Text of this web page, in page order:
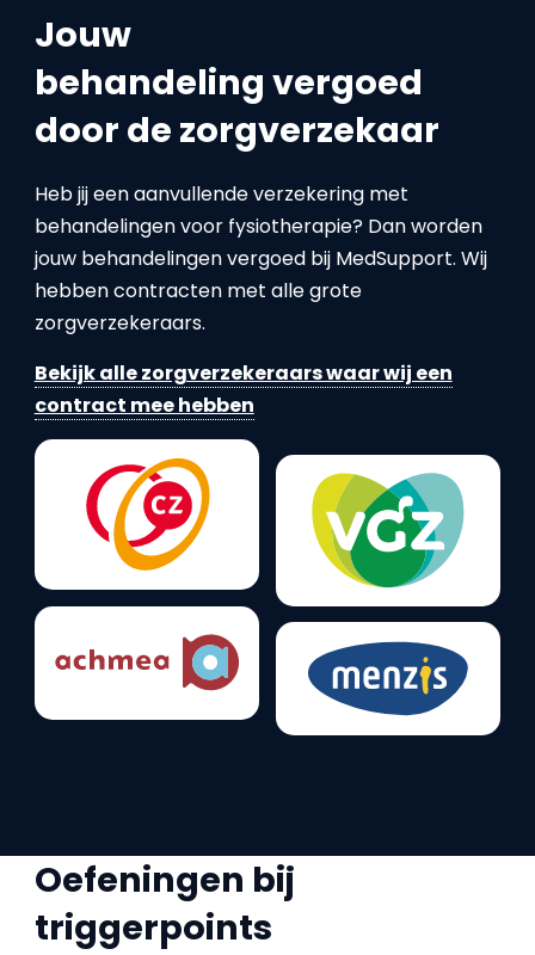
Jouw
behandeling vergoed
door de zorgverzekaar
Heb jij een aanvullende verzekering met
behandelingen voor fysiotherapie? Dan worden
jouw behandelingen vergoed bij MedSupport. Wij
hebben contracten met alle grote
zorgverzekeraars.
Bekijk alle zorgverzekeraars waar wij een
contract mee hebben
Oefeningen bij
triggerpoints